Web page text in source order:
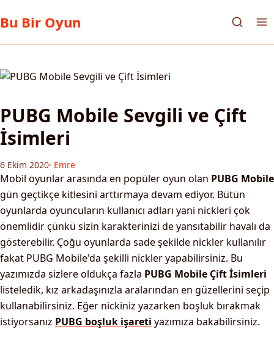
Bu Bir Oyun
PUBG Mobile Sevgili ve Çift
İsimleri
6 Ekim 2020· Emre
Mobil oyunlar arasında en popüler oyun olan PUBG Mobile
gün geçtikçe kitlesini arttırmaya devam ediyor. Bütün
oyunlarda oyuncuların kullanıcı adları yani nickleri çok
önemlidir çünkü sizin karakterinizi de yansıtabilir havalı da
gösterebilir. Çoğu oyunlarda sade şekilde nickler kullanılır
fakat PUBG Mobile'da şekilli nickler yapabilirsiniz. Bu
yazımızda sizlere oldukça fazla PUBG Mobile Çift İsimleri
listeledik, kız arkadaşınızla aralarından en güzellerini seçip
kullanabilirsiniz. Eğer nickiniz yazarken boşluk bırakmak
istiyorsanız PUBG boşluk işareti yazımıza bakabilirsiniz.